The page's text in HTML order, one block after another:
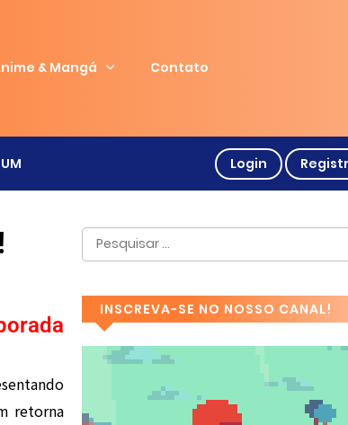
& Mangá Contato
Login
retorna
INSCREVA-SE NO NOSSO CANAL!